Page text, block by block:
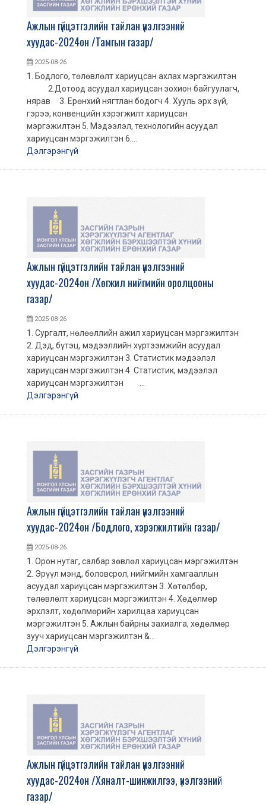
Ажлын гүйцэтгэлийн тайлан үнэлгээний
хуудас-2024он /Тамгын газар/
2025-08-26
1. Бодлого, төлөвлөлт хариуцсан ахлах мэргэжилтэн
2.Дотоод асуудал хариуцсан зохион байгуулагч,
нярав 3. Ерөнхий нягтлан бодогч 4. Хууль эрх зүй,
гэрээ, конвенцийн хэрэгжилт хариуцсан
мэргэжилтэн 5. Мэдээлэл, технологийн асуудал
хариуцсан мэргэжилтэн 6....
Дэлгэрэнгүй
Ажлын гүйцэтгэлийн тайлан үнэлгээний
хуудас-2024он /Хөгжил нийгмийн оролцооны
газар/
2025-08-26
1. Сургалт, нөлөөллийн ажил хариуцсан мэргэжилтэн
2. Дэд, бүтэц, мэдээллийн хүртээмжийн асуудал
хариуцсан мэргэжилтэн 3. Статистик мэдээлэл
хариуцсан мэргэжилтэн 4. Статистик, мэдээлэл
хариуцсан мэргэжилтэн ...
Дэлгэрэнгүй
Ажлын гүйцэтгэлийн тайлан үнэлгээний
хуудас-2024он /Бодлого, хэрэгжилтийн газар/
2025-08-26
1. Орон нутаг, салбар зөвлөл хариуцсан мэргэжилтэн
2. Эрүүл мэнд, боловсрол, нийгмийн хамгааллын
асуудал хариуцсан мэргэжилтэн 3. Хөтөлбөр,
төлөвлөлт хариуцсан мэргэжилтэн 4. Хөдөлмөр
эрхлэлт, хөдөлмөрийн харилцаа хариуцсан
мэргэжилтэн 5. Ажлын байрны захиалга, хөдөлмөр
зууч хариуцсан мэргэжилтэн &...
Дэлгэрэнгүй
Ажлын гүйцэтгэлийн тайлан үнэлгээний
хуудас-2024он /Хяналт-шинжилгээ, үнэлгээний
газар/